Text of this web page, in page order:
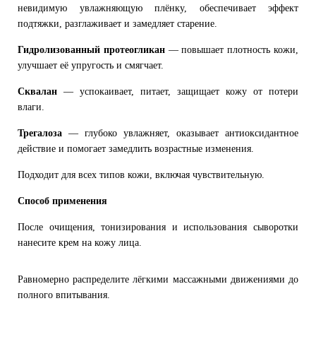
невидимую увлажняющую плёнку, обеспечивает эффект
подтяжки, разглаживает и замедляет старение.
Гидролизованный протеогликан— повышает плотность кожи,
улучшает её упругость и смягчает.
Сквалан — успокаивает, питает, защищает кожу от потери
влаги.
Трегалоза — глубоко увлажняет, оказывает антиоксидантное
действие и помогает замедлить возрастные изменения.
Подходит для всех типов кожи, включая чувствительную.
Способ применения
После очищения, тонизирования и использования сыворотки
нанесите крем на кожу лица.
Равномерно распределите лёгкими массажными движениями до
полного впитывания.